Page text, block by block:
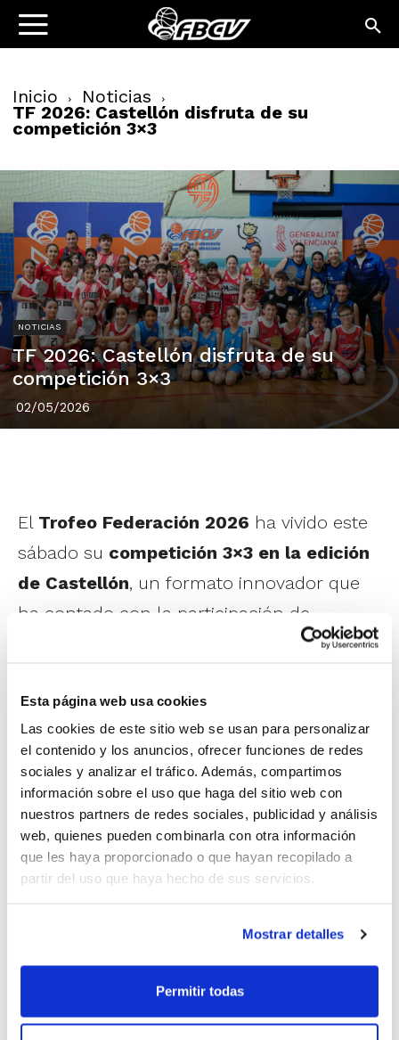
Esta página web usa cookies
Las cookies de este sitio web se usan para personalizar
el contenido y los anuncios, ofrecer funciones de redes
sociales y analizar el tráfico. Además, compartimos
información sobre el uso que haga del sitio web con
nuestros partners de redes sociales, publicidad y análisis
web, quienes pueden combinarla con otra información
que les haya proporcionado o que hayan recopilado a
partir del uso que haya hecho de sus servicios.
Mostrar detalles
Permitir todas
Inicio Noticias
TF 2026: Castellón disfruta de su
competición 3×3
NOTICIAS
TF 2026: Castellón disfruta de su
competición 3×3
02/05/2026
El Trofeo Federación 2026 ha vivido este
sábado su competición 3×3 en la edición
de Castellón, un formato innovador que
ha contado con la participación de
diferentes clubes de la provincia en sus
ACD Benicense,CBF Morella,CB Moncofa
han sido las entidades que han
levantado el trofeo de campeón de esta